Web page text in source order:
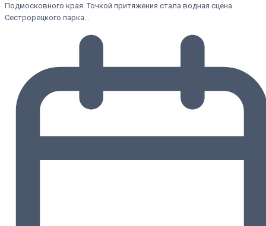
Подмосковного края. Точкой притяжения стала водная сцена
Сестрорецкого парка…